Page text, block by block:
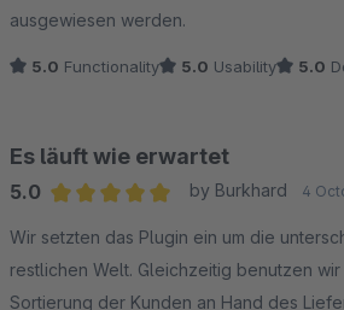
ausgewiesen werden.
5.0 Functionality 5.0 Usability 5.0
Es läuft wie erwartet
5.0
by Burkhard 4
Wir setzten das Plugin ein um die
restlichen Welt. Gleichzeitig benutzen
Sortierung der Kunden an Hand des